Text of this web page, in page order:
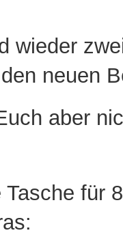
wieder
neuen
aber
für